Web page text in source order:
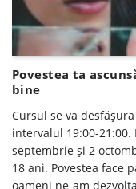
Povestea ta
bine
Cursul se va
intervalul 19:00-21:00.
septembrie şi 2
18 ani. Povestea face
oameni ne-am